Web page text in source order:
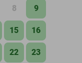
8 9
15 16
22 23